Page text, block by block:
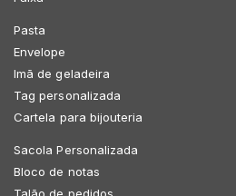
Pasta
Envelope
Imã de geladeira
Tag personalizada
Cartela para bijouteria
Sacola Personalizada
Bloco de notas